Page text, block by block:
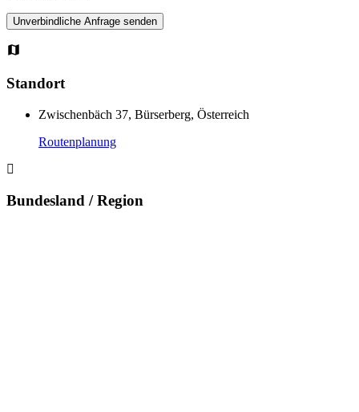
Standort
Zwischenbäch 37, Bürserberg, Österreich
Routenplanung
Bundesland / Region